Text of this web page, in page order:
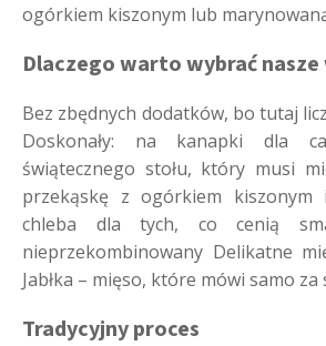
ogórkiem kiszonym lub
Dlaczego warto wybrać
Bez zbędnych dodatków, bo tutaj
Doskonały: na kanapki dla
świątecznego stołu, który musi
przekąskę z ogórkiem kiszonym
chleba dla tych, co cenią
nieprzekombinowany Delikatne
Jabłka – mięso, które mówi samo za
Tradycyjny proces